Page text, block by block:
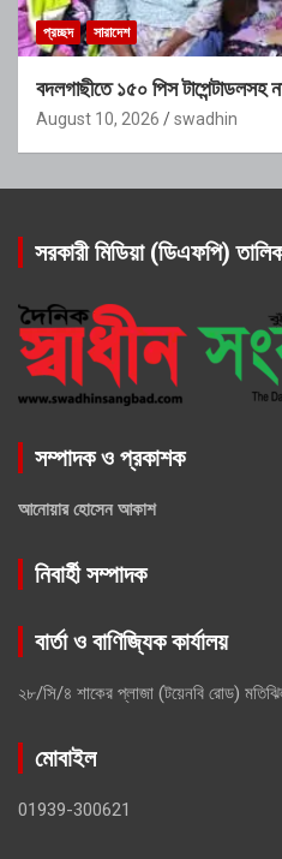
প্রচ্ছদ সারাদেশ
বদলগাছীতে ১৫০ পিস টাপেন্টাডলসহ
August 10, 2026 swadhin
সরকারী মিডিয়া (ডিএফপি)
সম্পাদক ও প্রকাশক
আনোয়ার হোসেন আকাশ
নিবার্হী সম্পাদক
বার্তা ও বাণিজ্যিক কার্যালয়
২৮/সি/৪ শাকের প্লাজা (টয়েনবি রোড)
মোবাইল
01939-300621